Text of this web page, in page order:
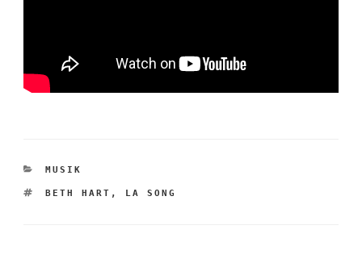
KATEGORIEN
MUSIK
SCHLAGWÖRTER
BETH HART , LA SONG